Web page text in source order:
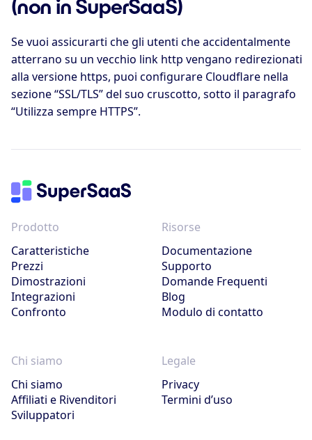
(non in SuperSaaS)
Se vuoi assicurarti che gli utenti che accidentalmente
atterrano su un vecchio link http vengano redirezionati
alla versione https, puoi configurare Cloudflare nella
sezione “SSL/TLS” del suo cruscotto, sotto il paragrafo
“Utilizza sempre HTTPS”.
Prodotto
Caratteristiche
Prezzi
Dimostrazioni
Integrazioni
Confronto
Risorse
Documentazione
Supporto
Domande Frequenti
Blog
Modulo di contatto
Chi siamo
Chi siamo
Affiliati e Rivenditori
Sviluppatori
Legale
Privacy
Termini d’uso